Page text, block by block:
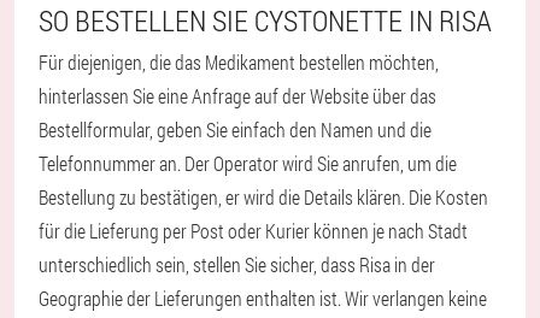
SO BESTELLEN SIE CYSTONETTE IN RISA
Für diejenigen, die das Medikament bestellen möchten,
hinterlassen Sie eine Anfrage auf der Website über das
Bestellformular, geben Sie einfach den Namen und die
Telefonnummer an. Der Operator wird Sie anrufen, um die
Bestellung zu bestätigen, er wird die Details klären. Die Kosten
für die Lieferung per Post oder Kurier können je nach Stadt
unterschiedlich sein, stellen Sie sicher, dass Risa in der
Geographie der Lieferungen enthalten ist. Wir verlangen keine